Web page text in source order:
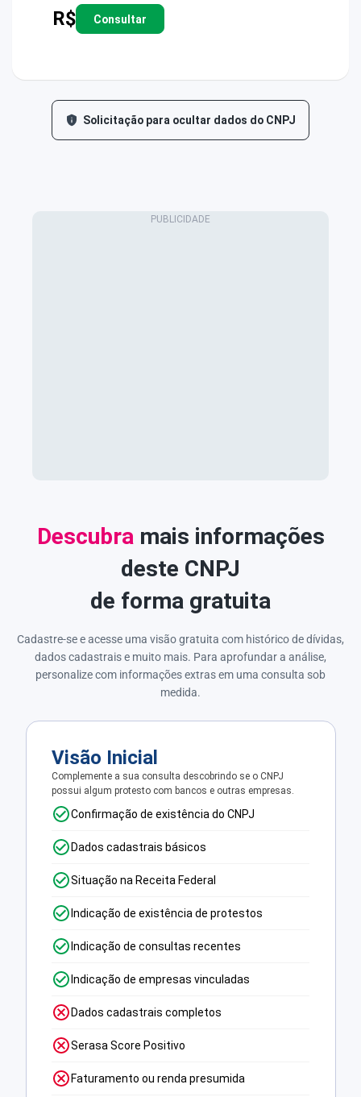
R$ Consultar
Solicitação para ocultar dados do CNPJ
Descubra mais informações
deste CNPJ
de forma gratuita
Cadastre-se e acesse uma visão gratuita com histórico de dívidas,
dados cadastrais e muito mais. Para aprofundar a análise,
personalize com informações extras em uma consulta sob
medida.
Visão Inicial
Complemente a sua consulta descobrindo se o CNPJ
possui algum protesto com bancos e outras empresas.
Confirmação de existência do CNPJ
Dados cadastrais básicos
Situação na Receita Federal
Indicação de existência de protestos
Indicação de consultas recentes
Indicação de empresas vinculadas
Dados cadastrais completos
Serasa Score Positivo
Faturamento ou renda presumida